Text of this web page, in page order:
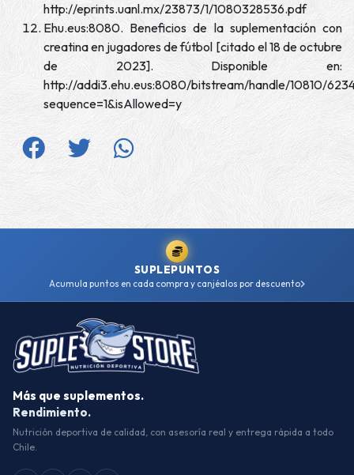
http://eprints.uanl.mx/23873/1/1080328536.pdf
Ehu.eus:8080. Beneficios de la suplementación con
creatina en jugadores de fútbol [citado el 18 de octubre
de 2023]. Disponible en:
http://addi3.ehu.eus:8080/bitstream/handle/10810/
sequence=1&isAllowed=y
SUPLEPUNTOS
Acumula puntos en cada compra y canjéalos por descuento
Más que suplementos.
Rendimiento.
Nutrición deportiva de calidad, con asesoría real y entrega rápida a todo
Chile.